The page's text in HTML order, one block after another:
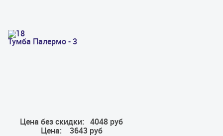
Тумба Палермо - 3
Цена без скидки:
4048 руб
Цена:
3643 руб